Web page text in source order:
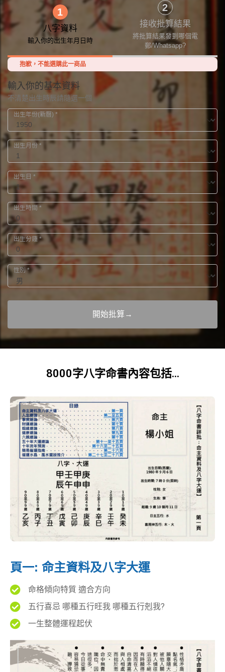
1
八字資料
輸入你的出生年月日時
2
接收批算結果
將批算結果發到哪個電
郵/Whatsapp?
抱歉，不能選購此一商品
輸入你的基本資料
不清楚出生時辰請隨選一個
出生年份(新曆) *
出生月份*
出生日 *
出生時間 *
出生分鍾 *
性別*
開始批算→
8000字八字命書內容包括...
頁一: 命主資料及八字大運
命格傾向特質 適合方向
五行喜忌 哪種五行旺我 哪種五行剋我?
一生整體運程起伏